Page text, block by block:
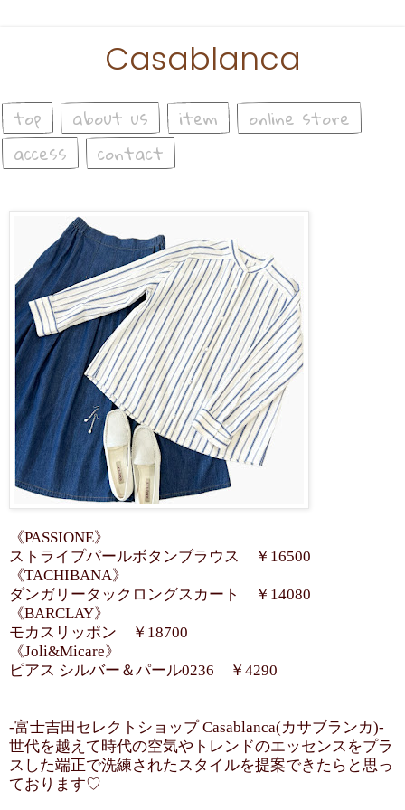
Casablanca
top about us item
online store
access
contact
《PASSIONE》
ストライプパールボタンブラウス ￥16500
《TACHIBANA》
ダンガリータックロングスカート ￥14080
《BARCLAY》
モカスリッポン ￥18700
《Joli&Micare》
ピアス シルバー＆パール0236 ￥4290
-富士吉田セレクトショップ Casablanca(カサブランカ)-
世代を越えて時代の空気やトレンドのエッセンスをプラ
スした端正で洗練されたスタイルを提案できたらと思っ
ております♡